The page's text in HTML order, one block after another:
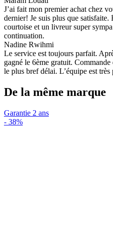
J’ai fait mon premier achat chez
dernier! Je suis plus que
courtoise et un livreur super
continuation.
Nadine Rwihmi
Le service est toujours parfait.
gagné le 6ème gratuit.
le plus bref délai. L’équipe est
De la même marque
Garantie 2 ans
- 38%